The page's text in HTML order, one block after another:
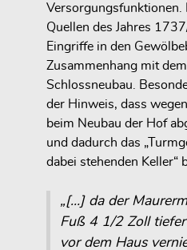
Versorgungsfunktionen.
Quellen des Jahres
Eingriffe in den
Zusammenhang mit
Schlossneubau.
der Hinweis, dass
beim Neubau der Hof
und dadurch das
dabei stehenden Keller“
„[…] da der
Fuß 4 1/2 Zoll
vor dem Haus